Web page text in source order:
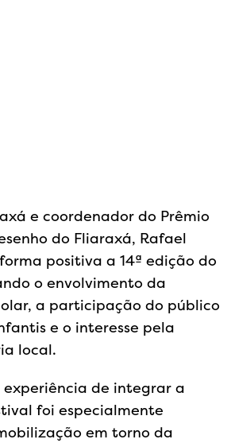
e coordenador do Prêmio
do Fliaraxá, Rafael
positiva a 14ª edição do
o envolvimento da
a participação do público
e o interesse pela
local.
experiência de integrar a
foi especialmente
em torno da